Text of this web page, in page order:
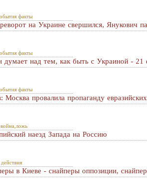
факты
на Украине свершился, Янукович
факты
думает над тем, как быть с Украиной - 21
факты
Москва провалила пропаганду
наезд Запада на Россию
в Киеве - снайперы оппозиции,